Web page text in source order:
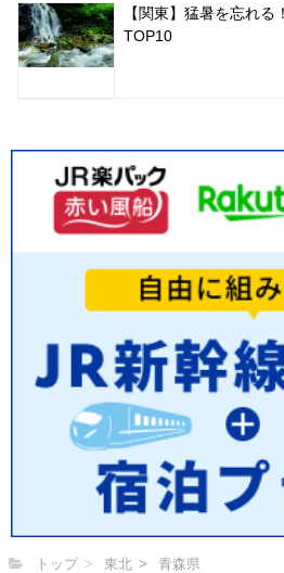
【関東】猛暑を忘れ
TOP10
トップ 東北 青森県